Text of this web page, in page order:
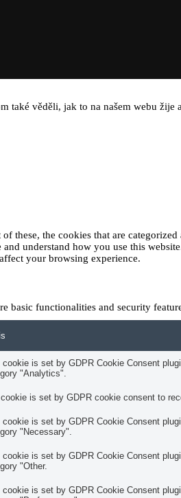
také věděli, jak to na našem webu žije
the cookies that are
understand how you use this
your browsing experience.
basic functionalities and security
cookie is set by GDPR Cookie Consent
"Analytics".
is set by GDPR cookie consent to
cookie is set by GDPR Cookie Consent
"Necessary".
cookie is set by GDPR Cookie Consent
"Other.
cookie is set by GDPR Cookie Consent